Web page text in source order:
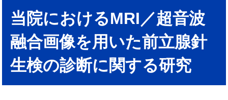
当院におけるMRI／超音波
融合画像を用いた前立腺針
生検の診断に関する研究